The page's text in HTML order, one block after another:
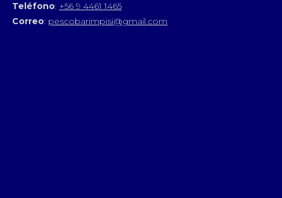
Teléfono: +56 9 4461 1465
Correo: pescobarimpisi@gmail.com